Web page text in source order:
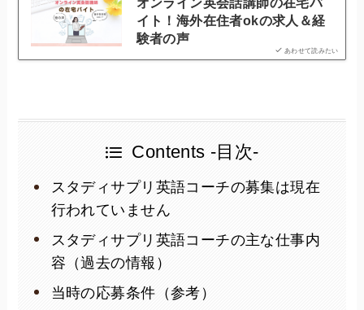
あわせて読みたい
イト！海外在住者okの求人＆経
験者の声
Contents -目次-
スタディサプリ英語コーチの募集は現在
行われていません
スタディサプリ英語コーチの主な仕事内
容（過去の情報）
当時の応募条件（参考）